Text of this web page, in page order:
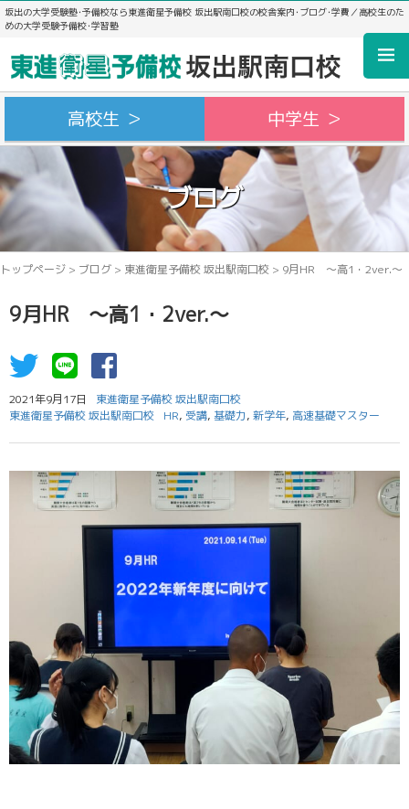
坂出の大学受験塾･予備校なら東進衛星予備校 坂出駅南口校の校舎案内･ブログ･学費／高校生のた
めの大学受験予備校･学習塾
高校生 ＞ 中学生 ＞
ブログ
トップページ > ブログ > 東進衛星予備校 坂出駅南口校 > 9月HR ～高1・2ver.～
9月HR ～高1・2ver.～
2021年9月17日
東進衛星予備校 坂出駅南口校
東進衛星予備校 坂出駅南口校
HR, 受講, 基礎力, 新学年, 高速基礎マスター